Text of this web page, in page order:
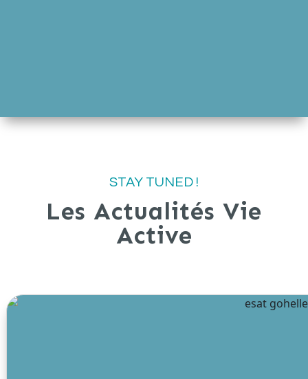
STAY TUNED !
Les Actualités Vie
Active